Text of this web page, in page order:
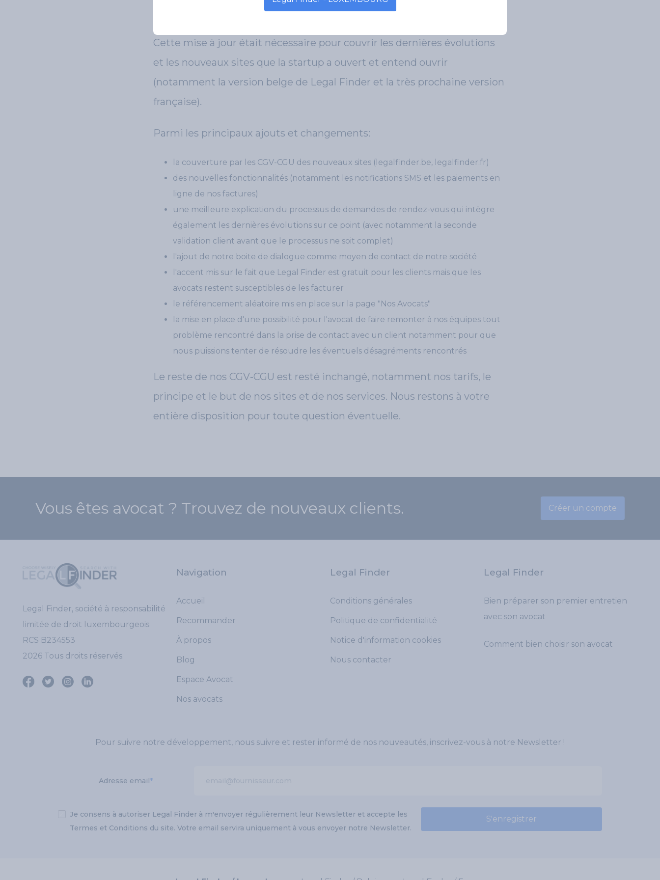
Cette mise à jour était nécessaire pour couvrir les dernières évolutions
et les nouveaux sites que la startup a ouvert et entend ouvrir
(notamment la version belge de Legal Finder et la très prochaine version
française).
Parmi les principaux ajouts et changements:
la couverture par les CGV-CGU des nouveaux sites (legalfinder.be, legalfinder.fr)
des nouvelles fonctionnalités (notamment les notifications SMS et les paiements en
ligne de nos factures)
une meilleure explication du processus de demandes de rendez-vous qui intègre
également les dernières évolutions sur ce point (avec notamment la seconde
validation client avant que le processus ne soit complet)
l'ajout de notre boite de dialogue comme moyen de contact de notre société
l'accent mis sur le fait que Legal Finder est gratuit pour les clients mais que les
avocats restent susceptibles de les facturer
le référencement aléatoire mis en place sur la page "Nos Avocats"
la mise en place d'une possibilité pour l'avocat de faire remonter à nos équipes tout
problème rencontré dans la prise de contact avec un client notamment pour que
nous puissions tenter de résoudre les éventuels désagréments rencontrés
Le reste de nos CGV-CGU est resté inchangé, notamment nos tarifs, le
principe et le but de nos sites et de nos services. Nous restons à votre
entière disposition pour toute question éventuelle.
Vous êtes avocat ? Trouvez de nouveaux clients. Créer un compte
Legal Finder, société à responsabilité
limitée de droit luxembourgeois
RCS B234553
2026 Tous droits réservés.
Navigation
Accueil
Recommander
À propos
Blog
Espace Avocat
Nos avocats
Legal Finder
Conditions générales
Politique de confidentialité
Notice d'information cookies
Nous contacter
Legal Finder
Bien préparer son premier entretien
avec son avocat
Comment bien choisir son avocat
Pour suivre notre développement, nous suivre et rester informé de nos nouveautés, inscrivez-vous à notre Newsletter !
Adresse email*
Je consens à autoriser Legal Finder à m'envoyer régulièrement leur Newsletter et accepte les
Termes et Conditions du site. Votre email servira uniquement à vous envoyer notre Newsletter.
S'enregistrer